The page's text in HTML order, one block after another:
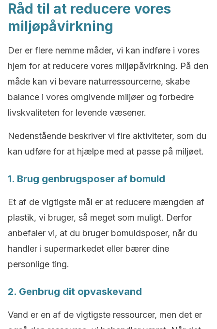
Råd til at reducere vores
miljøpåvirkning
Der er flere nemme måder, vi kan indføre i vores
hjem for at reducere vores miljøpåvirkning. På den
måde kan vi bevare naturressourcerne, skabe
balance i vores omgivende miljøer og forbedre
livskvaliteten for levende væsener.
Nedenstående beskriver vi fire aktiviteter, som du
kan udføre for at hjælpe med at passe på miljøet.
1. Brug genbrugsposer af bomuld
Et af de vigtigste mål er at reducere mængden af
plastik, vi bruger, så meget som muligt. Derfor
anbefaler vi, at du bruger bomuldsposer, når du
handler i supermarkedet eller bærer dine
personlige ting.
2. Genbrug dit opvaskevand
Vand er en af de vigtigste ressourcer, men det er